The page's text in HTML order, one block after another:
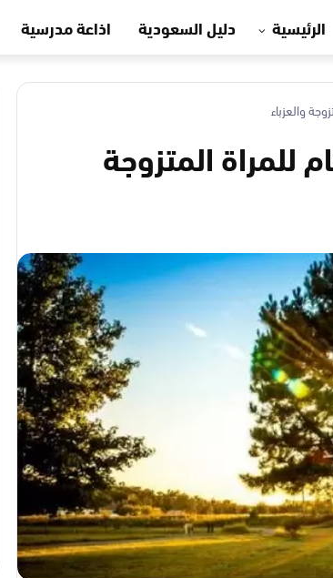
الرئيسية دليل السعودية اذاعة مدرسية
والعزباء
المتزوجة